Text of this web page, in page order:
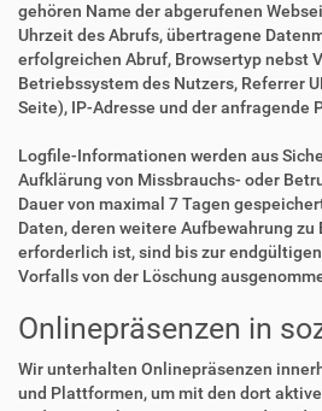
gehören Name der abgerufenen
Uhrzeit des Abrufs, übertragene
erfolgreichen Abruf, Browsertyp nebst
Betriebssystem des Nutzers, Referrer
Seite), IP-Adresse und der anfragende
Logfile-Informationen werden aus
Aufklärung von Missbrauchs- oder
Dauer von maximal 7 Tagen
Daten, deren weitere Aufbewahrung zu
erforderlich ist, sind bis zur
Vorfalls von der Löschung
Onlinepräsenzen in
Wir unterhalten Onlinepräsenzen
und Plattformen, um mit den dort